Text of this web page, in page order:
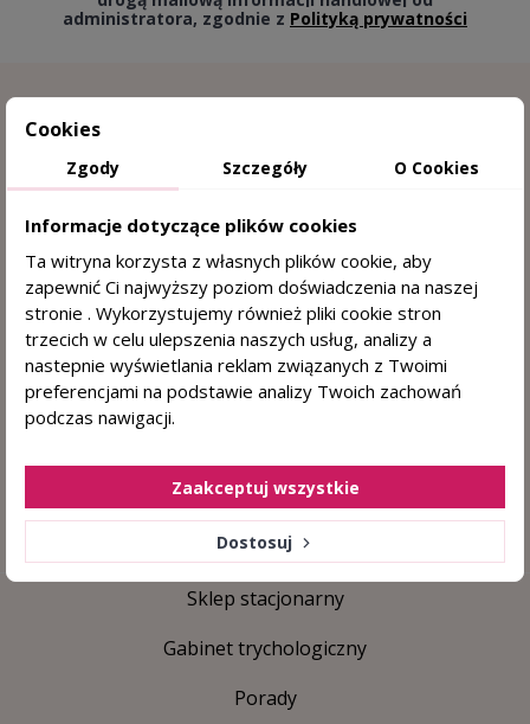
administratora, zgodnie z Polityką prywatności
15 lat doświadczenia w trychologii
Sprawdzone przez trychologa
DERMOKOSMETYKI DO WŁOSÓW I SKÓRY
+48 884 330 722(pn. - pt. 8:00 - 15:00)
sklep@centrumzdrowegowlosa.pl
Sklep stacjonarny
Gabinet trychologiczny
Porady
Cookies
Zgody Szczegóły O Cookies
Informacje dotyczące plików cookies
Ta witryna korzysta z własnych plików cookie, aby
zapewnić Ci najwyższy poziom doświadczenia na naszej
stronie . Wykorzystujemy również pliki cookie stron
trzecich w celu ulepszenia naszych usług, analizy a
nastepnie wyświetlania reklam związanych z Twoimi
preferencjami na podstawie analizy Twoich zachowań
podczas nawigacji.
Dostosuj
Zaakceptuj wszystkie